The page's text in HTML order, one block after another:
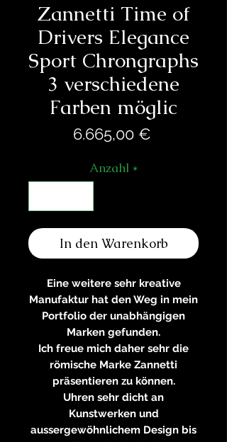
Zannetti Time of
Drivers Elegance
Sport Chrongraphs
3 verschiedene
Farben möglic
6.665,00 €Preis
Anzahl *
In den Warenkorb
Eine weitere sehr kreative
Manufaktur hat den Weg in mein
Portfolio der unabhängigen
Marken gefunden.
Ich freue mich daher sehr die
römische Marke Zannetti
präsentieren zu können.
Uhren sehr dicht an
Kunstwerken und
aussergewöhnlichem Design bis